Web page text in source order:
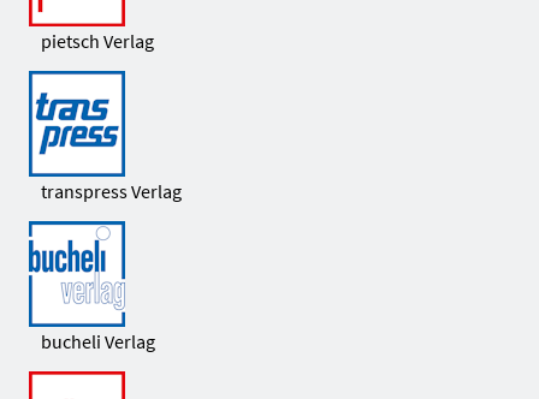
pietsch Verlag
transpress Verlag
bucheli Verlag